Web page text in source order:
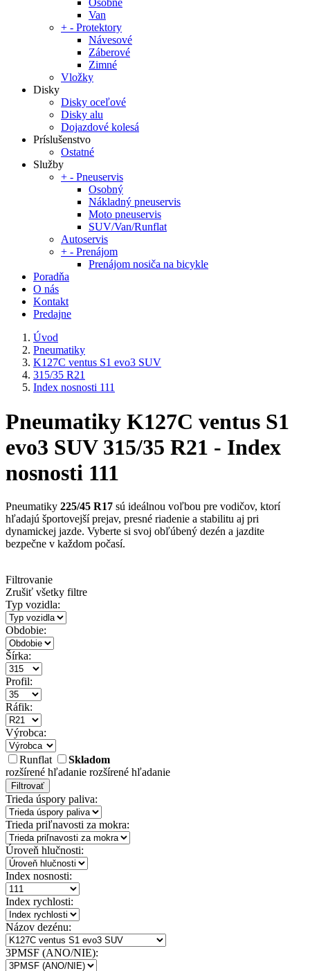
Osobné
Van
+ - Protektory
Návesové
Záberové
Zimné
Vložky
Disky
Disky oceľové
Disky alu
Dojazdové kolesá
Príslušenstvo
Ostatné
Služby
+ - Pneuservis
Osobný
Nákladný pneuservis
Moto pneuservis
SUV/Van/Runflat
Autoservis
+ - Prenájom
Prenájom nosiča na bicykle
Poradňa
O nás
Kontakt
Predajne
Úvod
Pneumatiky
K127C ventus S1 evo3 SUV
315/35 R21
Index nosnosti 111
Pneumatiky K127C ventus S1
evo3 SUV 315/35 R21 - Index
nosnosti 111
Pneumatiky 225/45 R17 sú ideálnou voľbou pre vodičov, ktorí
hľadajú športovejší prejav, presné riadenie a stabilitu aj pri
dynamickej jazde. Vyberte si svoj obľúbený dezén a jazdite
bezpečne v každom počasí.
Filtrovanie
Zrušiť všetky filtre
Typ vozidla:
Obdobie:
Šírka:
Profil:
Ráfik:
Výrobca:
Runflat
Skladom
rozšírené hľadanie rozšírené hľadanie
Filtrovať
Trieda úspory paliva:
Trieda priľnavosti za mokra:
Úroveň hlučnosti:
Index nosnosti:
Index rychlosti:
Názov dezénu:
3PMSF (ANO/NIE):